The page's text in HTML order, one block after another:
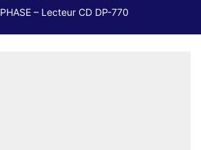
– Lecteur CD DP-770